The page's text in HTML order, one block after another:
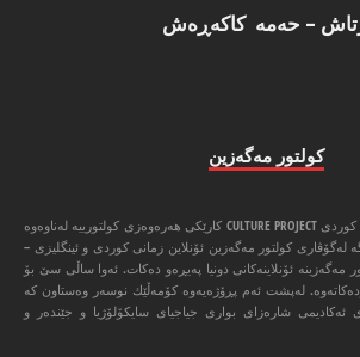
– حەمە کاکەڕەش
كولتور مه‌گه‌زین
كولتور مه‌گه‌زین وه‌ك به‌شی كوردی CULTURE PROJECT كارێكی هه‌ره‌وه‌زی كولتورییه‌ له‌ناوه‌وه‌
كولتور مه‌گه‌زین ئۆنلاین زمانی كوردی و ئینگلیزی –
مه‌گه‌زینه‌ ئۆنلاینه‌كانی دونیا په‌یڕه‌و ده‌كات. ئه‌وا ‌ساڵی سێ بۆ
له‌پشت ئه‌م پڕۆژه‌یه‌وه‌ كۆمه‌ڵێك نوسه‌ر وه‌ستاون كه‌
ئه‌كادیمی شاره‌زای بواری جیاجیای سایكۆلۆژیا و جێنده‌ر و